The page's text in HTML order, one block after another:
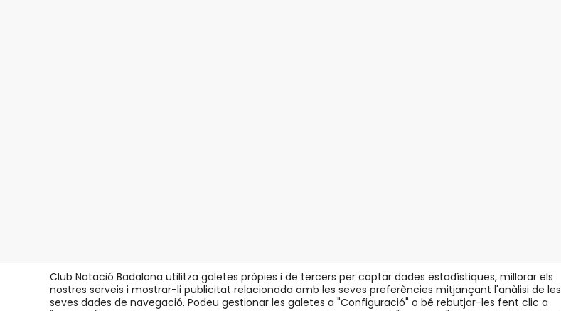
Club Natació Badalona utilitza galetes pròpies i de tercers per captar dades estadístiques, millorar els
nostres serveis i mostrar-li publicitat relacionada amb les seves preferències mitjançant l'anàlisi de les
seves dades de navegació. Podeu gestionar les galetes a "Configuració" o bé rebutjar-les fent clic a